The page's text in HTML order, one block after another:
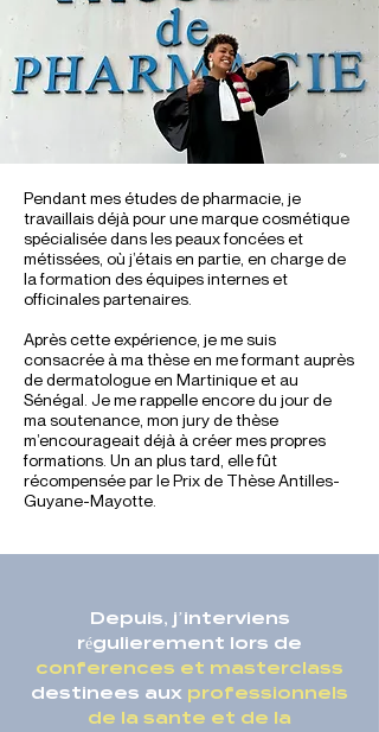
Pendant mes études de pharmacie, je
travaillais déjà pour une marque cosmétique
spécialisée dans les peaux foncées et
métissées, où j’étais en partie, en charge de
la formation des équipes internes et
officinales partenaires.​
Après cette expérience, je me suis
consacrée à ma thèse en me formant auprès
de dermatologue en Martinique et au
Sénégal. Je me rappelle encore du jour de
ma soutenance, mon jury de thèse
m’encourageait déjà à créer mes propres
formations. Un an plus tard, elle fût
récompensée par le Prix de Thèse Antilles-
Guyane-Mayotte.
Depuis, j’interviens
régulierement lors de
conferences et masterclass
destinees aux professionnels
de la sante et de la